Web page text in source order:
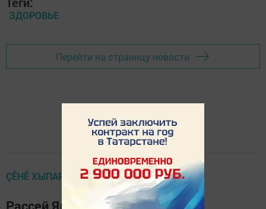
ЗДОРОВЬЕ
Перейти на страницу новости
ÇӖНӖ ХЫПАРСЕМ